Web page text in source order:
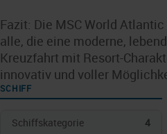
Fazit: Die MSC World
alle, die eine moderne,
Kreuzfahrt mit Resort-
innovativ und voller
SCHIFF
Schiffskategorie
4